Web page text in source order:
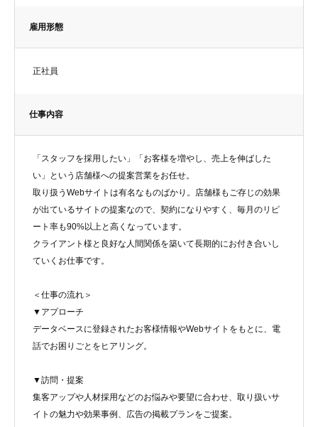
雇用形態
正社員
仕事内容
「スタッフを採用したい」「お客様を増やし、売上を伸ばした
い」という店舗様への提案営業をお任せ。
取り扱うWebサイトは有名なものばかり。店舗様もご存じの効果
が出ているサイトの提案なので、契約になりやすく、毎月のリピ
ート率も90%以上と高くなっています。
クライアント様と良好な人間関係を築いて長期的にお付き合いし
ていくお仕事です。
＜仕事の流れ＞
▼アプローチ
データベースに登録されたお客様情報やWebサイトをもとに、電
話でお困りごとをヒアリング。
▼訪問・提案
集客アップや人材採用などのお悩みや要望に合わせ、取り扱いサ
イトの魅力や効果事例、広告の掲載プランをご提案。